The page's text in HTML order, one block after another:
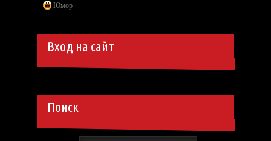
Юмор
Вход на сайт
Поиск